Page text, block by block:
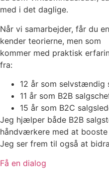
med i det daglige.
Når vi samarbejder, får du
kender teorierne, men som
kommer med praktisk
fra:
12 år som selvstændig
11 år som B2B
15 år som B2C
Jeg hjælper både B2B
håndværkere med at
Jeg ser frem til også at
Få en dialog